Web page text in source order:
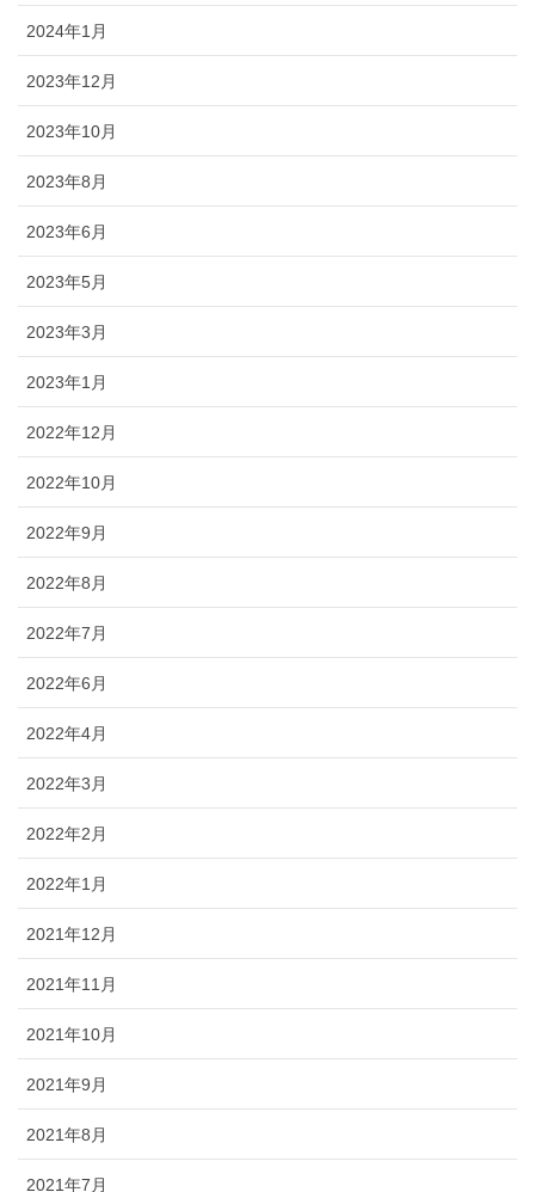
2024年1月
2023年12月
2023年10月
2023年8月
2023年6月
2023年5月
2023年3月
2023年1月
2022年12月
2022年10月
2022年9月
2022年8月
2022年7月
2022年6月
2022年4月
2022年3月
2022年2月
2022年1月
2021年12月
2021年11月
2021年10月
2021年9月
2021年8月
2021年7月